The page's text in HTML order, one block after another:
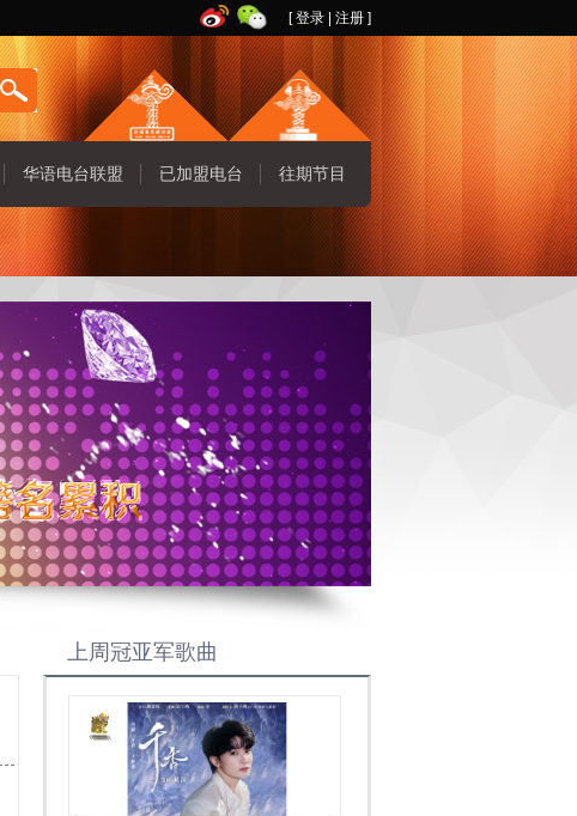
[登录 注册 ]
华语电台联盟 已加盟电台 往期节目
上周冠亚军歌曲